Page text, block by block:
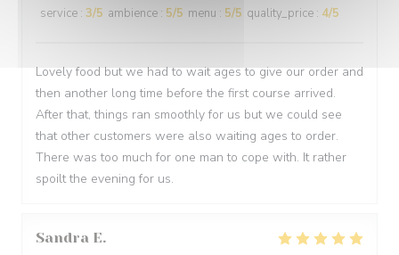
service : 3/5 ambience : 5/5 menu : 5/5 quality_price : 4/5
Lovely food but we had to wait ages to give our order and
then another long time before the first course arrived.
After that, things ran smoothly for us but we could see
that other customers were also waiting ages to order.
There was too much for one man to cope with. It rather
spoilt the evening for us.
Sandra E